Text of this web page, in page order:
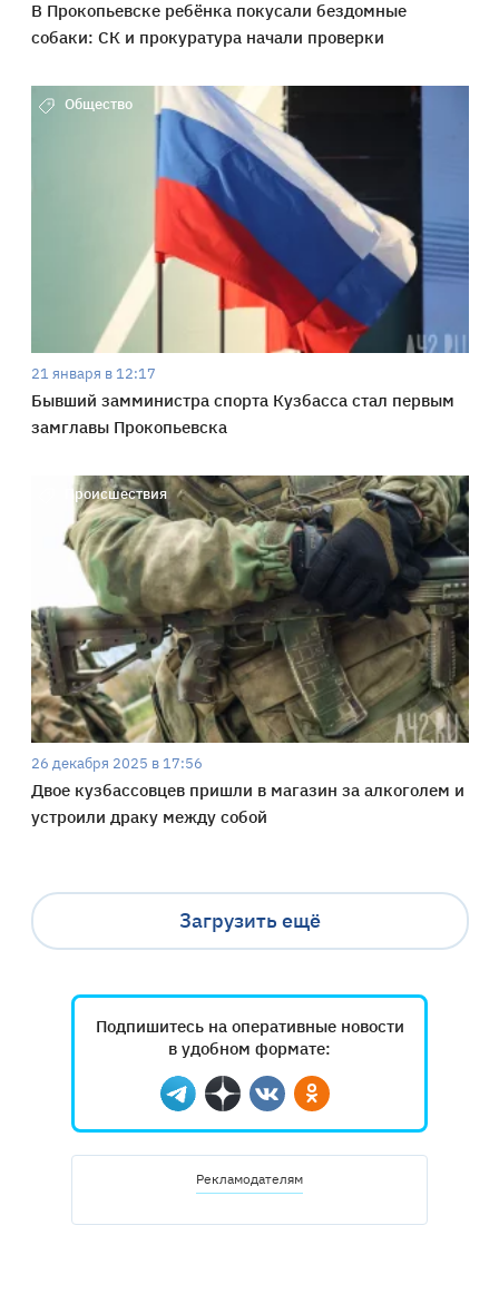
В Прокопьевске ребёнка покусали бездомные
собаки: СК и прокуратура начали проверки
Общество
21 января в 12:17
Бывший замминистра спорта Кузбасса стал первым
замглавы Прокопьевска
Происшествия
26 декабря 2025 в 17:56
Двое кузбассовцев пришли в магазин за алкоголем и
устроили драку между собой
Загрузить ещё
Подпишитесь на оперативные новости
в удобном формате:
Telegram
ДзенВконтактеОдноклассники
Рекламодателям